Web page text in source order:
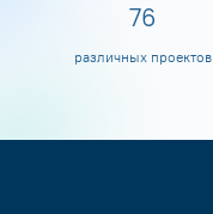
80
различных проектов